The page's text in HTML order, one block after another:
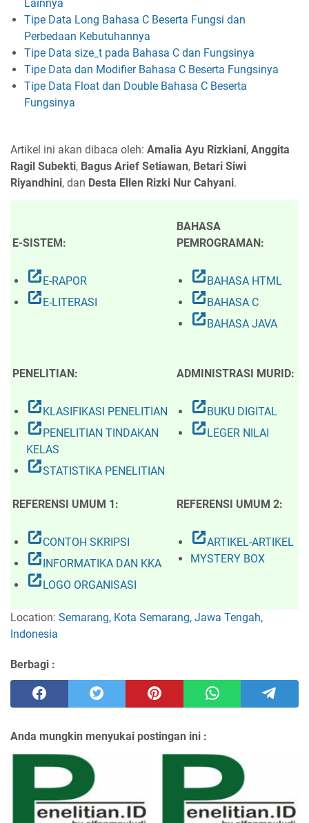
Lainnya
Tipe Data Long Bahasa C Beserta Fungsi dan
Perbedaan Kebutuhannya
Tipe Data size_t pada Bahasa C dan Fungsinya
Tipe Data dan Modifier Bahasa C Beserta Fungsinya
Tipe Data Float dan Double Bahasa C Beserta
Fungsinya
Artikel ini akan dibaca oleh: Amalia Ayu Rizkiani, Anggita
Ragil Subekti, Bagus Arief Setiawan, Betari Siwi
Riyandhini, dan Desta Ellen Rizki Nur Cahyani.
E-SISTEM:
BAHASA
PEMROGRAMAN:
open_in_new E-RAPOR
open_in_new E-LITERASI
open_in_new BAHASA HTML
open_in_new BAHASA C
open_in_new BAHASA JAVA
PENELITIAN: ADMINISTRASI MURID:
open_in_new KLASIFIKASI PENELITIAN
open_in_new PENELITIAN TINDAKAN
KELAS
open_in_newSTATISTIKA PENELITIAN
open_in_new BUKU DIGITAL
open_in_new LEGER NILAI
REFERENSI UMUM 1: REFERENSI UMUM 2:
open_in_newCONTOH SKRIPSI
open_in_new INFORMATIKA DAN KKA
open_in_new LOGO ORGANISASI
open_in_newARTIKEL-ARTIKEL
MYSTERY BOX
Location: Semarang, Kota Semarang, Jawa Tengah,
Indonesia
Berbagi :
Anda mungkin menyukai postingan ini :